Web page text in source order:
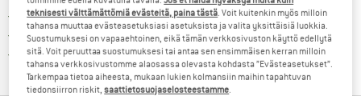
> 4 000 000 tyytyväistä asiakasta
Kaikki tuotteet varastossa
Meillä on Trustpilot -sertifiointi - lue lisää tästä!
teknisesti välttämättömiä evästeitä, paina tästä . Voit kuitenkin myös milloin
tahansa muuttaa evästeasetuksiasi asetuksista ja valita yksittäisiä luokkia.
Suostumuksesi on vapaaehtoinen, eikä tämän verkkosivuston käyttö edellytä
sitä. Voit peruuttaa suostumuksesi tai antaa sen ensimmäisen kerran milloin
tahansa verkkosivustomme alaosassa olevasta kohdasta ”Evästeasetukset”.
Tarkempaa tietoa aiheesta, mukaan lukien kolmansiin maihin tapahtuvan
tiedonsiirron riskit,saattietosuojaselosteestamme